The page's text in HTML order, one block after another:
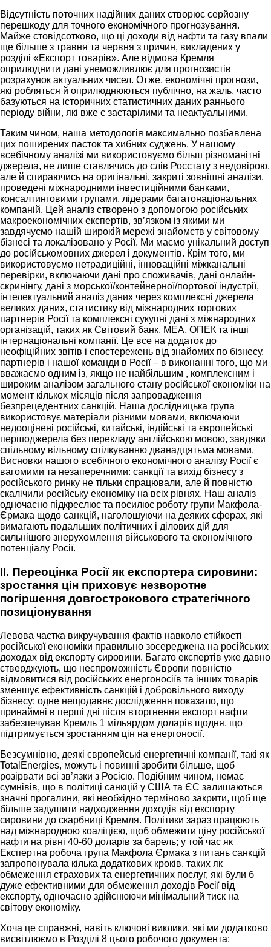
Відсутність поточних надійних даних створює серйозну
перешкоду для точного економічного прогнозування.
Майже стовідсотково, що ці доходи від нафти та газу впали
ще більше з травня та червня з причин, викладених у
розділі «Експорт товарів». Але відмова Кремля
оприлюднити дані унеможливлює для прогнозистів
розрахунок актуальних чисел. Отже, економічні прогнози,
які робляться й оприлюднюються публічно, на жаль, часто
базуються на історичних статистичних даних раннього
періоду війни, які вже є застарілими та неактуальними.
Таким чином, наша методологія максимально позбавлена
цих поширених пасток та хибних суджень. У нашому
всебічному аналізі ми використовуємо більш різноманітні
джерела, не лише ставлячись до слів Росстату з недовірою,
але й спираючись на оригінальні, закриті зовнішні аналізи,
проведені міжнародними інвестиційними банками,
консалтинговими групами, лідерами багатонаціональних
компаній. Цей аналіз створено з допомогою російських
макроекономічних експертів, зв’язком із якими ми
завдячуємо нашій широкій мережі знайомств у світовому
бізнесі та локалізовано у Росії. Ми маємо унікальний доступ
до російськомовних джерел і документів. Крім того, ми
використовуємо нетрадиційні, інноваційні міжканальні
перевірки, включаючи дані про споживачів, дані онлайн-
скринінгу, дані з морської/контейнерної/портової індустрії,
інтелектуальний аналіз даних через комплексні джерела
великих даних, статистику від міжнародних торгових
партнерів Росії та комплексні сукупні дані з міжнародних
організацій, таких як Світовий банк, МЕА, ОПЕК та інші
інтернаціональні компанії. Це все на додаток до
неофіційних звітів і спостережень від знайомих по бізнесу,
партнерів і нашої команди в Росії – в виконанні того, що ми
вважаємо одним із, якщо не найбільшим , комплексним і
широким аналізом загального стану російської економіки на
момент кількох місяців після запровадження
безпрецедентних санкцій. Наша дослідницька група
використовує матеріали різними мовами, включаючи
недооцінені російські, китайські, індійські та європейські
першоджерела без перекладу англійською мовою, завдяки
спільному вільному спілкуванню дванадцятьма мовами.
Висновки нашого всебічного економічного аналізу Росії є
вагомими та незаперечними: санкції та вихід бізнесу з
російського ринку не тільки спрацювали, але й повністю
скалічили російську економіку на всіх рівнях. Наш аналіз
одночасно підкреслює та посилює роботу групи Макфола-
Єрмака щодо санкцій, наголошуючи на деяких сферах, які
вимагають подальших політичних і ділових дій для
сильнішого знерухомлення військового та економічного
потенціалу Росії.
II. Переоцінка Росії як експортера сировини:
зростання цін приховує незворотне
погіршення довгострокового стратегічного
позиціонування
Левова частка викручування фактів навколо стійкості
російської економіки правильно зосереджена на російських
доходах від експорту сировини. Багато експертів уже давно
стверджують, що неспроможність Європи повністю
відмовитися від російських енергоносіїв та інших товарів
зменшує ефективність санкцій і добровільного виходу
бізнесу: одне нещодавнє дослідження показало, що
принаймні в перші дні після вторгнення експорт нафти
забезпечував Кремль 1 мільярдом доларів щодня, що
підтримується зростанням цін на енергоносії.
Безсумнівно, деякі європейські енергетичні компанії, такі як
TotalEnergies, можуть і повинні зробити більше, щоб
розірвати всі зв’язки з Росією. Подібним чином, немає
сумнівів, що в політиці санкцій у США та ЄС залишаються
значні прогалини, які необхідно терміново закрити, щоб ще
більше задушити надходження доходів від експорту
сировини до скарбниці Кремля. Політики зараз працюють
над міжнародною коаліцією, щоб обмежити ціну російської
нафти на рівні 40-60 доларів за барель; у той час як
Експертна робоча група Макфола Єрмака з питань санкцій
запропонувала кілька додаткових кроків, таких як
обмеження страхових та енергетичних послуг, які були б
дуже ефективними для обмеження доходів Росії від
експорту, одночасно здійснюючи мінімальний тиск на
світову економіку.
Хоча це справжні, навіть ключові виклики, які ми додатково
висвітлюємо в Розділі 8 цього робочого документа;